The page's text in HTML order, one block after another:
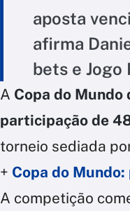
aposta
afirma
bets e Jogo
A Copa do Mundo
participação de
torneio sediada
+ Copa do
A competição